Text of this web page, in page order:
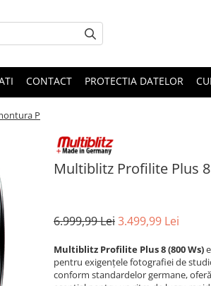
CONTACT PROTECTIA DATELOR
P
Multiblitz Profilite Plus
6.999,99 Lei3.499,99 Lei
Multiblitz Profilite Plus 8 (800 Ws)
pentru exigențele fotografiei de
conform standardelor germane,